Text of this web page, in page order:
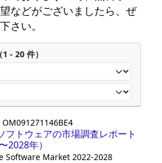
などがございましたら、ぜ
さい。
（1 - 20 件）
OM091271146BE4
フトウェアの市場調査レポート
2028年）
Software Market 2022-2028